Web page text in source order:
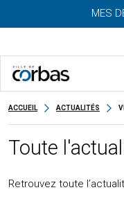
MES
ACCUEIL ACTUALITÉS
Toute
Retrouvez toute